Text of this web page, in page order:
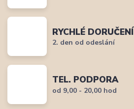
RYCHLÉ DORUČENÍ
2. den od odeslání
TEL. PODPORA
od 9,00 - 20,00 hod